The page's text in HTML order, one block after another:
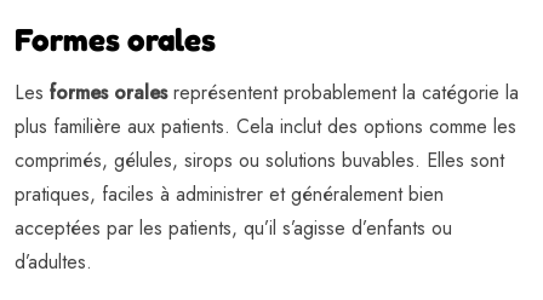
Formes orales
Les formes oralesreprésentent probablement la catégorie la
plus familière aux patients. Cela inclut des options comme les
comprimés, gélules, sirops ou solutions buvables. Elles sont
pratiques, faciles à administrer et généralement bien
acceptées par les patients, qu’il s’agisse d’enfants ou
d’adultes.